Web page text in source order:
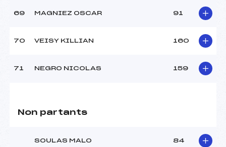
69 MAGNIEZ OSCAR 91
70 VEISY KILLIAN 160
71 NEGRO NICOLAS 159
Non partants
SOULAS MALO 84